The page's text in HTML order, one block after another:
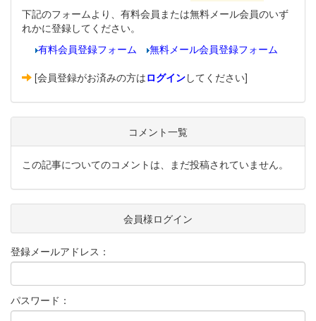
下記のフォームより、有料会員または無料メール会員のいず
れかに登録してください。
有料会員登録フォーム
無料メール会員登録フォーム
[会員登録がお済みの方はログインしてください]
コメント一覧
この記事についてのコメントは、まだ投稿されていません。
会員様ログイン
登録メールアドレス：
パスワード：